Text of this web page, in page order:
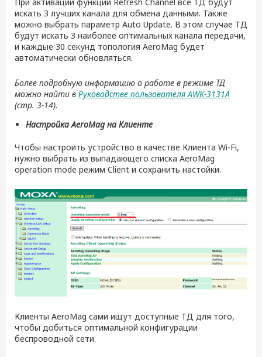
искать 3 лучших канала для обмена данными. Также
можно выбрать параметр Auto Update. В этом случае ТД
будут искать 3 наиболее оптимальных канала передачи,
и каждые 30 секунд топология AeroMag будет
автоматически обновляться.
Более подробную информацию о работе в режиме ТД
можно найти в Руководстве пользователя AWK-3131A
(стр. 3-14).
НастройкаAeroMagна Клиенте
Чтобы настроить устройство в качестве Клиента Wi-Fi,
нужно выбрать из выпадающего списка AeroMag
operation mode режим Client и сохранить настойки.
Клиенты AeroMag сами ищут доступные ТД для того,
чтобы добиться оптимальной конфигурации
беспроводной сети.